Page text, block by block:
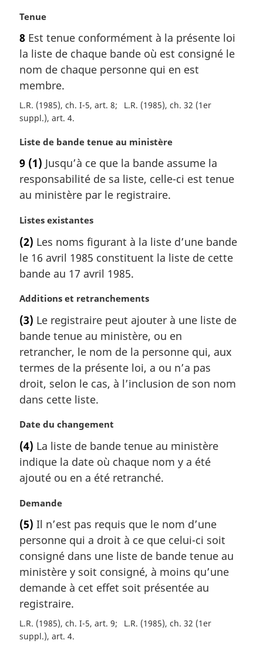
N
t
e
m
a
g
i
a
l
e
:
Tenue
8 Est tenue conformément à la présente loi
la liste de chaque bande où est consigné le
nom de chaque personne qui en est
membre.
L.R. (1985), ch. I-5, art. 8
L.R. (1985), ch. 32 (1er
suppl.), art. 4
N
t
e
m
r
i
n
a
e
Liste de bande tenue au ministère
9 (1) Jusqu’à ce que la bande assume la
responsabilité de sa liste, celle-ci est tenue
au ministère par le registraire.
N
t
e
m
r
i
n
a
l
e
:
Listes existantes
(2) Les noms figurant à la liste d’une bande
le 16 avril 1985 constituent la liste de cette
bande au 17 avril 1985.
N
t
e
m
a
g
i
a
l
e
:
Additions et retranchements
(3) Le registraire peut ajouter à une liste de
bande tenue au ministère, ou en
retrancher, le nom de la personne qui, aux
termes de la présente loi, a ou n’a pas
droit, selon le cas, à l’inclusion de son nom
dans cette liste.
N
t
e
m
r
i
n
a
e
:
Date du changement
(4) La liste de bande tenue au ministère
indique la date où chaque nom y a été
ajouté ou en a été retranché.
N
t
e
m
a
g
i
n
a
Demande
(5) Il n’est pas requis que le nom d’une
personne qui a droit à ce que celui-ci soit
consigné dans une liste de bande tenue au
ministère y soit consigné, à moins qu’une
demande à cet effet soit présentée au
registraire.
L.R. (1985), ch. I-5, art. 9
L.R. (1985), ch. 32 (1er
suppl.), art. 4